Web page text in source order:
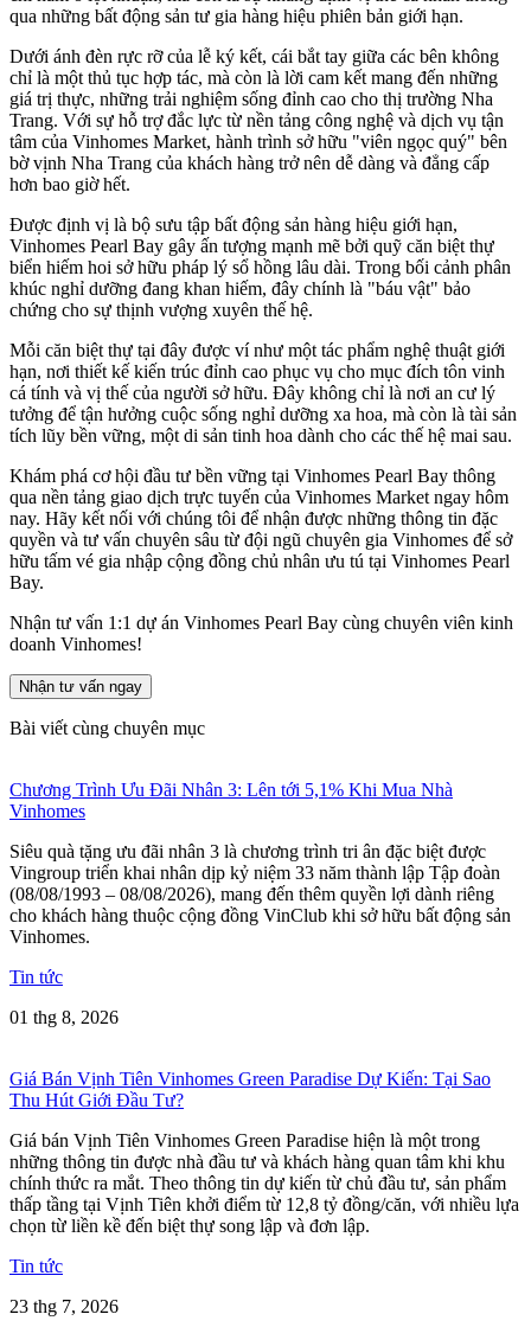
qua những bất động sản tư gia hàng hiệu phiên bản giới hạn.
Dưới ánh đèn rực rỡ của lễ ký kết, cái bắt tay giữa các bên không
chỉ là một thủ tục hợp tác, mà còn là lời cam kết mang đến những
giá trị thực, những trải nghiệm sống đỉnh cao cho thị trường Nha
Trang. Với sự hỗ trợ đắc lực từ nền tảng công nghệ và dịch vụ tận
tâm của Vinhomes Market, hành trình sở hữu "viên ngọc quý" bên
bờ vịnh Nha Trang của khách hàng trở nên dễ dàng và đẳng cấp
hơn bao giờ hết.
Được định vị là bộ sưu tập bất động sản hàng hiệu giới hạn,
Vinhomes Pearl Bay gây ấn tượng mạnh mẽ bởi quỹ căn biệt thự
biển hiếm hoi sở hữu pháp lý sổ hồng lâu dài. Trong bối cảnh phân
khúc nghỉ dưỡng đang khan hiếm, đây chính là "báu vật" bảo
chứng cho sự thịnh vượng xuyên thế hệ.
Mỗi căn biệt thự tại đây được ví như một tác phẩm nghệ thuật giới
hạn, nơi thiết kế kiến trúc đỉnh cao phục vụ cho mục đích tôn vinh
cá tính và vị thế của người sở hữu. Đây không chỉ là nơi an cư lý
tưởng để tận hưởng cuộc sống nghỉ dưỡng xa hoa, mà còn là tài sản
tích lũy bền vững, một di sản tinh hoa dành cho các thế hệ mai sau.
Khám phá cơ hội đầu tư bền vững tại Vinhomes Pearl Bay thông
qua nền tảng giao dịch trực tuyến của Vinhomes Market ngay hôm
nay. Hãy kết nối với chúng tôi để nhận được những thông tin đặc
quyền và tư vấn chuyên sâu từ đội ngũ chuyên gia Vinhomes để sở
hữu tấm vé gia nhập cộng đồng chủ nhân ưu tú tại Vinhomes Pearl
Bay.
Nhận tư vấn 1:1 dự án Vinhomes Pearl Bay cùng chuyên viên kinh
doanh Vinhomes!
Nhận tư vấn ngay
Bài viết cùng chuyên mục
Chương Trình Ưu Đãi Nhân 3: Lên tới 5,1% Khi Mua Nhà
Vinhomes
Siêu quà tặng ưu đãi nhân 3 là chương trình tri ân đặc biệt được
Vingroup triển khai nhân dịp kỷ niệm 33 năm thành lập Tập đoàn
(08/08/1993 – 08/08/2026), mang đến thêm quyền lợi dành riêng
cho khách hàng thuộc cộng đồng VinClub khi sở hữu bất động sản
Vinhomes.
Tin tức
01 thg 8, 2026
Giá Bán Vịnh Tiên Vinhomes Green Paradise Dự Kiến: Tại Sao
Thu Hút Giới Đầu Tư?
Giá bán Vịnh Tiên Vinhomes Green Paradise hiện là một trong
những thông tin được nhà đầu tư và khách hàng quan tâm khi khu
chính thức ra mắt. Theo thông tin dự kiến từ chủ đầu tư, sản phẩm
thấp tầng tại Vịnh Tiên khởi điểm từ 12,8 tỷ đồng/căn, với nhiều lựa
chọn từ liền kề đến biệt thự song lập và đơn lập.
Tin tức
23 thg 7, 2026